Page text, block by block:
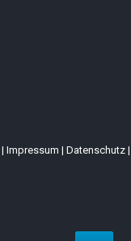
| Impressum | Datenschutz |